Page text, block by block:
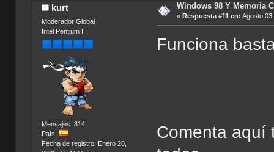
kurt
Moderador Global
Intel Pentium III
Mensajes: 814
País:
Fecha de registro: Enero 20,
Windows 98 Y Memoria
« Respuesta #11 en: Agosto
Funciona
Comenta aquí